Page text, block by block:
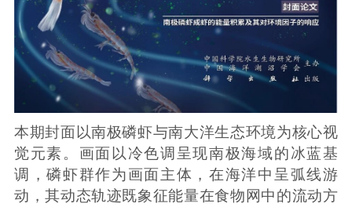
本期封面以南极磷虾与南大洋生态环境为核心视
觉元素。画面以冷色调呈现南极海域的冰蓝基
调，磷虾群作为画面主体，在海洋中呈弧线游
动，其动态轨迹既象征能量在食物网中的流动方